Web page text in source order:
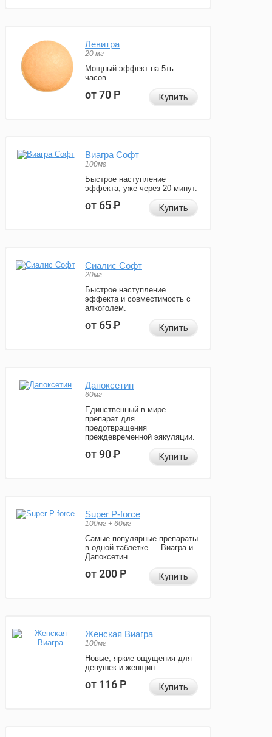
Левитра
20 мг
Мощный эффект на 5ть
часов.
от 70Р Купить
Виагра Софт
100мг
Быстрое наступление
эффекта, уже через 20 минут.
от 65Р Купить
Сиалис Софт
20мг
Быстрое наступление
эффекта и совместимость с
алкоголем.
от 65Р Купить
Дапоксетин
60мг
Единственный в мире
препарат для
предотвращения
преждевременной эякуляции.
от 90Р Купить
Super P-force
100мг + 60мг
Самые популярные препараты
в одной таблетке — Виагра и
Дапоксетин.
от 200Р Купить
Женская Виагра
100мг
Новые, яркие ощущения для
девушек и женщин.
от 116Р Купить